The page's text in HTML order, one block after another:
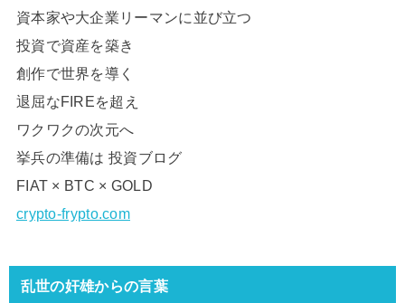
資本家や大企業リーマンに並び立つ
投資で資産を築き
創作で世界を導く
退屈なFIREを超え
ワクワクの次元へ
挙兵の準備は 投資ブログ
FIAT × BTC × GOLD
crypto-frypto.com
乱世の奸雄からの言葉